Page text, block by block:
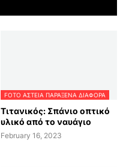
FOTO ΑΣΤΕΙΑ ΠΑΡΑΞΕΝΑ ΔΙΑΦΟΡΑ
Τιτανικός: Σπάνιο οπτικό
υλικό από το ναυάγιο
February 16, 2023